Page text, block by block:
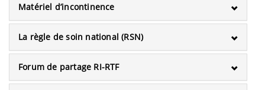
Matériel d’incontinence
La règle de soin national (RSN)
Forum de partage RI-RTF